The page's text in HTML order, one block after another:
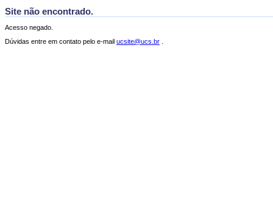
Site não encontrado.
Acesso negado.
Dúvidas entre em contato pelo e-mail ucsite@ucs.br